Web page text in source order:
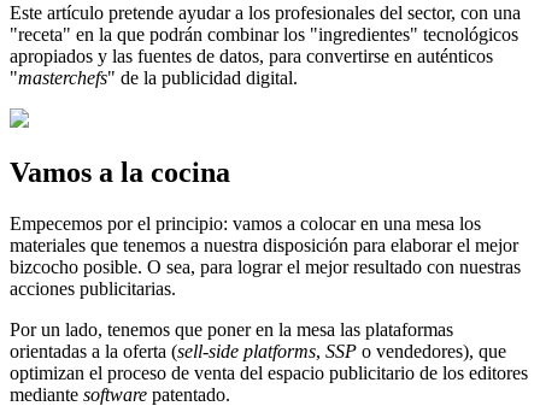
Este artículo pretende ayudar a los profesionales del sector, con una
"receta" en la que podrán combinar los "ingredientes" tecnológicos
apropiados y las fuentes de datos, para convertirse en auténticos
"masterchefs" de la publicidad digital.
Vamos a la cocina
Empecemos por el principio: vamos a colocar en una mesa los
materiales que tenemos a nuestra disposición para elaborar el mejor
bizcocho posible. O sea, para lograr el mejor resultado con nuestras
acciones publicitarias.
Por un lado, tenemos que poner en la mesa las plataformas
orientadas a la oferta (sell-side platforms, SSP o vendedores), que
optimizan el proceso de venta del espacio publicitario de los editores
mediante software patentado.